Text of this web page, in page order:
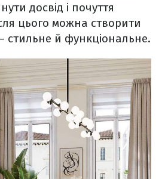
досвід і почуття
цього можна створити
стильне й функціональне.